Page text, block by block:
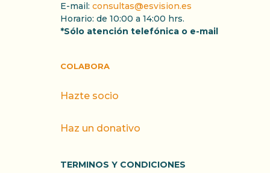
E-mail: consultas@esvision.es
Horario: de 10:00 a 14:00 hrs.
*Sólo atención telefónica o e-mail
COLABORA
Hazte socio
Haz un donativo
TERMINOS Y CONDICIONES